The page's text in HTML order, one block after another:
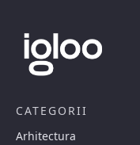
CATEGORII
Arhitectura